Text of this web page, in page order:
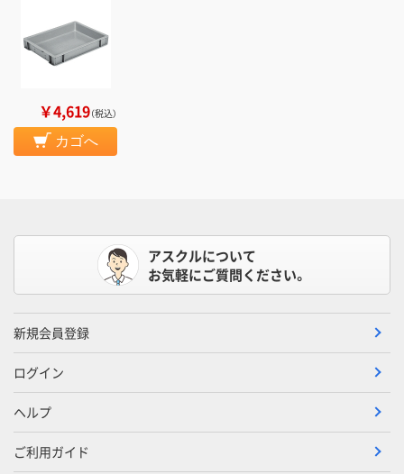
￥4,619（税込）
カゴへ
アスクルについて
お気軽にご質問ください。
新規会員登録
ログイン
ヘルプ
ご利用ガイド